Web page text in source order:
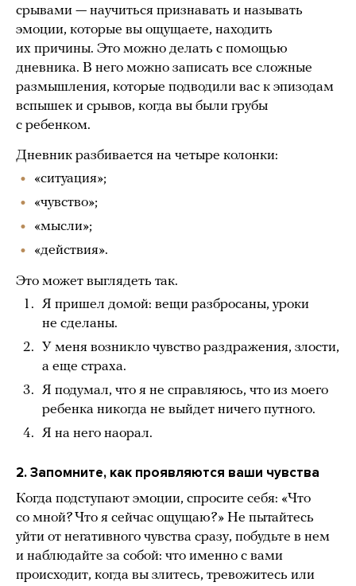
срывами — научиться признавать и называть
эмоции, которые вы ощущаете, находить
их причины. Это можно делать с помощью
дневника. В него можно записать все сложные
размышления, которые подводили вас к эпизодам
вспышек и срывов, когда вы были грубы
с ребенком.
Дневник разбивается на четыре колонки:
«ситуация»;
«чувство»;
«мысли»;
«действия».
Это может выглядеть так.
Я пришел домой: вещи разбросаны, уроки
не сделаны.
У меня возникло чувство раздражения, злости,
а еще страха.
Я подумал, что я не справляюсь, что из моего
ребенка никогда не выйдет ничего путного.
Я на него наорал.
2. Запомните, как проявляются ваши чувства
Когда подступают эмоции, спросите себя: «Что
со мной? Что я сейчас ощущаю?» Не пытайтесь
уйти от негативного чувства сразу, побудьте в нем
и наблюдайте за собой: что именно с вами
происходит, когда вы злитесь, тревожитесь или